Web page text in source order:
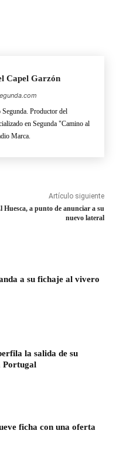
Capel Garzón
Productor del
en Segunda "Camino al
Marca.
Artículo siguiente
Huesca, a punto de anunciar a su
nuevo lateral
a su fichaje al vivero
la salida de su
Portugal
ficha con una oferta